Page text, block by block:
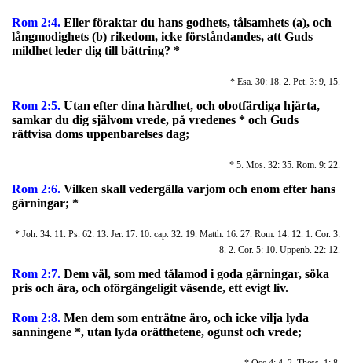
Rom 2:4. Eller föraktar du hans godhets, tålsamhets (a), och
långmodighets (b) rikedom, icke förståndandes, att Guds
mildhet leder dig till bättring? *
* Esa. 30: 18. 2. Pet. 3: 9, 15.
Rom 2:5. Utan efter dina hårdhet, och obotfärdiga hjärta,
samkar du dig självom vrede, på vredenes * och Guds
rättvisa doms uppenbarelses dag;
* 5. Mos. 32: 35. Rom. 9: 22.
Rom 2:6. Vilken skall vedergälla varjom och enom efter hans
gärningar; *
* Joh. 34: 11. Ps. 62: 13. Jer. 17: 10. cap. 32: 19. Matth. 16: 27. Rom. 14: 12. 1. Cor. 3:
8. 2. Cor. 5: 10. Uppenb. 22: 12.
Rom 2:7. Dem väl, som med tålamod i goda gärningar, söka
pris och ära, och oförgängeligit väsende, ett evigt liv.
Rom 2:8. Men dem som enträtne äro, och icke vilja lyda
sanningene *, utan lyda orätthetene, ogunst och vrede;